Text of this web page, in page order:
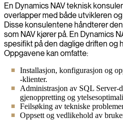
En Dynamics NAV teknisk
overlapper med både utvikleren
Disse konsulentene håndterer
som NAV kjører på. En Dynamics
spesifikt på den daglige driften og
Oppgavene kan omfatte:
Installasjon, konfigurasjon og
-klienter.
Administrasjon av SQL Server-
gjenoppretting og
Feilsøking av tekniske
Oppsett og vedlikehold av